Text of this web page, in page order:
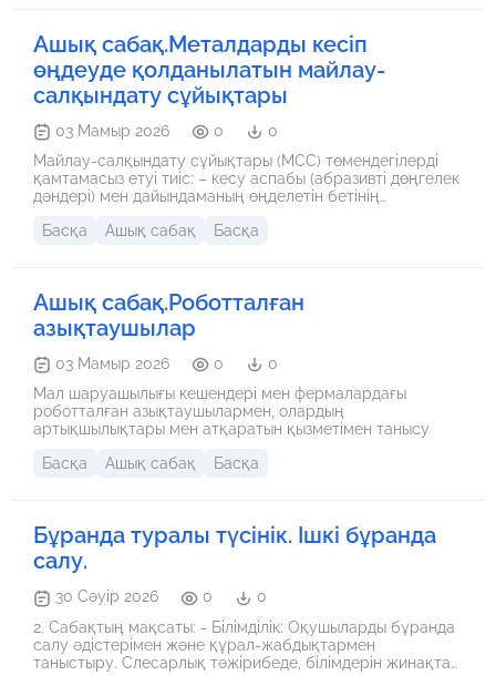
үнемдеуге әкеледі. Бірнеше ғимаратты қосқан кезде,
қыста үздіксіз жұмыс істеуді қамтамасыз ету үшін
рельстер мен конвейерлерге қақпақтарды қамтамасыз
ету маңызды.
Ашық сабақ.Металдарды кесіп
өңдеуде қолданылатын майлау-
салқындату сұйықтары
03 Мамыр 2026 0
0
Майлау-салқындату сұйықтары (МСС) төмендегілерді
қамтамасыз етуі тиіс: – кесу аспабы (абразивті дөңгелек
дәндері) мен дайындаманың өңделетін бетінің
аумағындағы қорғаныш қабыршағының пайда болуын; –
жүзінде төмендегілер қолданылады: – антикоррозиялық
және жуу қасиеттерін жоғарылатуға арналған
құрамында қышқылды металл тұздарының едәуір үлесі
бар сулы химиялық ерітінділер, мысалы, кальцийленген
сода, калий тұзы, натрий нитриті, тринатрийфосфат,
триэтаноламин және т.б.; – суды эмульсолға қосу
арқылы алынатын сулы майлы эмульсиялар,
сульфофрезол. Бұлардың ерекшеліктеріне коррозияға
өңделетін бет сапасының жақсаруын жатқызуға болады
Басқа Ашық сабақ Басқа
Ашық сабақ.Роботталған
азықтаушылар
03 Мамыр 2026 0
0
Мал шаруашылығы кешендері мен фермалардағы
роботталған азықтаушылармен, олардың
артықшылықтары мен атқаратын қызметімен танысу
Басқа
Ашық сабақ Басқа
Бұранда туралы түсінік. Ішкі бұранда
салу.
30 Сәуір 2026 0
0
2. Сабақтың мақсаты: - Білімділік: Оқушыларды бұранда
салу әдістерімен және құрал-жабдықтармен
таныстыру. Слесарлық тәжірибеде, білімдерін жинақтау,